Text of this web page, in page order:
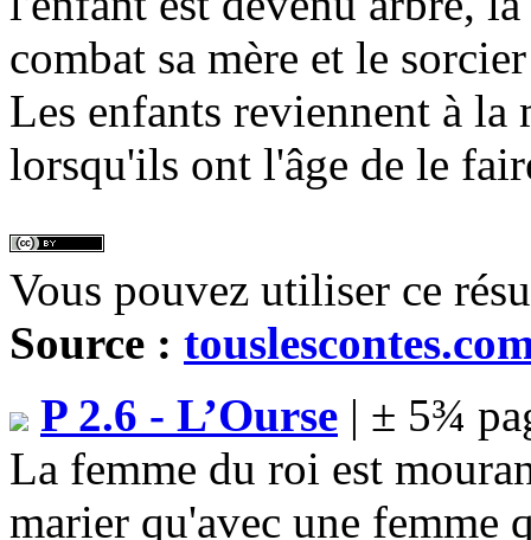
combat sa mère et le
Les enfants reviennent à la
lorsqu'ils ont l'âge de le
Vous pouvez utiliser ce
Source :
P 2.6 - L’Ourse | ± 5¾
La femme du roi est
marier qu'avec une femme